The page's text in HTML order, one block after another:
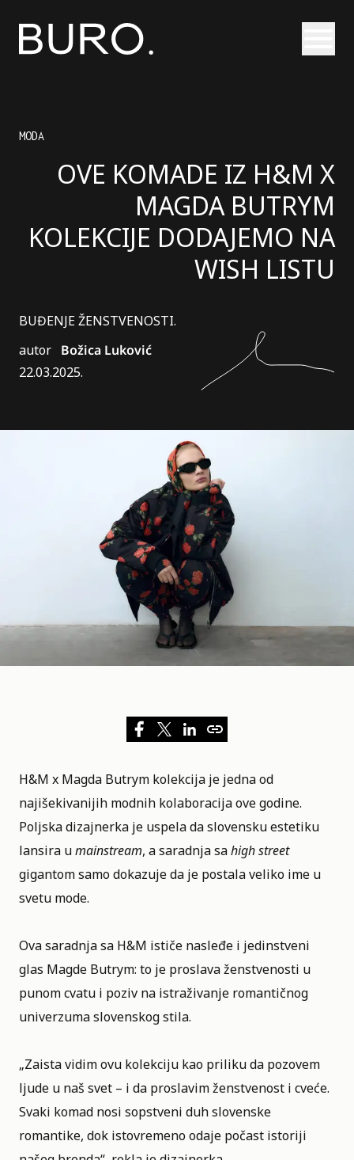
MODA
OVE KOMADE IZ H&M X
MAGDA BUTRYM
KOLEKCIJE DODAJEMO NA
WISH LISTU
BUĐENJE ŽENSTVENOSTI.
autor Božica Luković
22.03.2025.
H&M x Magda Butrym kolekcija je jedna od
najišekivanijih modnih kolaboracija ove godine.
Poljska dizajnerka je uspela da slovensku estetiku
lansira umainstream, a saradnja sahigh street
gigantom samo dokazuje da je postala veliko ime u
svetu mode.
Ova saradnja sa H&M ističe nasleđe i jedinstveni
glas Magde Butrym: to je proslava ženstvenosti u
punom cvatu i poziv na istraživanje romantičnog
univerzuma slovenskog stila.
„Zaista vidim ovu kolekciju kao priliku da pozovem
ljude u naš svet – i da proslavim ženstvenost i cveće.
Svaki komad nosi sopstveni duh slovenske
romantike, dok istovremeno odaje počast istoriji